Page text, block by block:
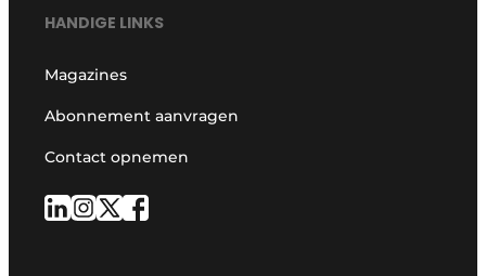
HANDIGE LINKS
Magazines
Abonnement aanvragen
Contact opnemen